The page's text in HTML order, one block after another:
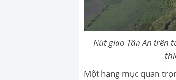
Nút giao Tân An trên
Một hạng mục quan